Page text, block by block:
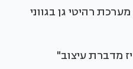
רהיטי גן בגווני